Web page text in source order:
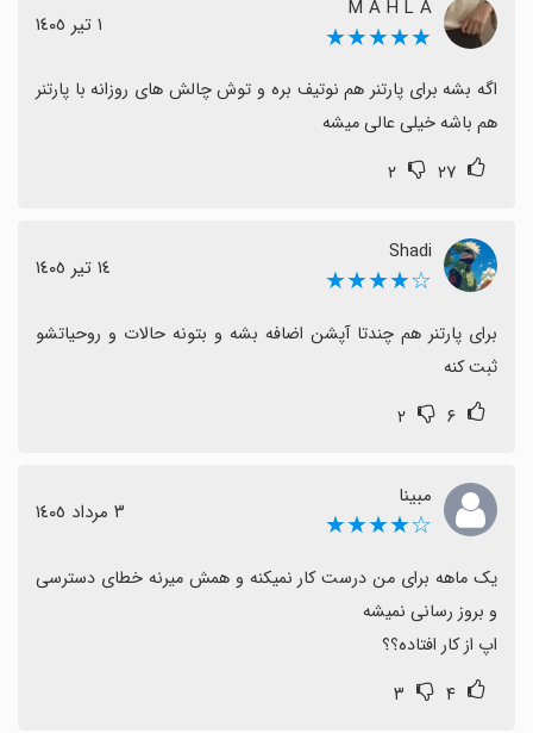
با وجود این، مشکلات فنی مانند ارور عدم اتصال به اینترنت،
مشکلات ورود یا بروزرسانی‌های نامتوالی occasionally
وجود دارد و نیاز به بهبود دارد.
به‌طور کلی، با وجود این چالش‌ها و درخواست‌های بهبود،
تخمک‌گذاری مفید و ارزشمند می‌دانند.
M A H L A
★★★★★ ١ تیر ١٤٠٥
هم باشه خیلی عالی میشه
۲۷ ۲
Shadi
☆★★★★ ١٤ تیر ١٤٠٥
ثبت کنه
۶ ۲
مبینا
☆★★★★ ٣ مرداد ١٤٠٥
اپ از کار افتاده؟؟
۴ ۳